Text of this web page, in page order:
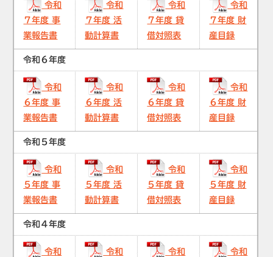
令和
７年度 事
業報告書
令和
７年度 活
動計算書
令和
７年度 貸
借対照表
令和
７年度 財
産目録
令和６年度
令和
６年度 事
業報告書
令和
６年度 活
動計算書
令和
６年度 貸
借対照表
令和
６年度 財
産目録
令和５年度
令和
５年度 事
業報告書
令和
５年度 活
動計算書
令和
５年度 貸
借対照表
令和
５年度 財
産目録
令和４年度
令和 令和 令和 令和